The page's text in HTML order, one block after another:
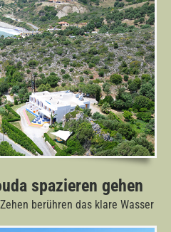
spazieren gehen
berühren das klare Wasser